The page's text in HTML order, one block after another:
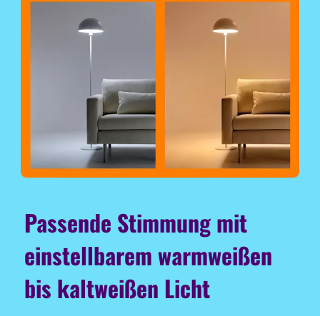
Passende Stimmung mit
einstellbarem warmweißen
bis kaltweißen Licht